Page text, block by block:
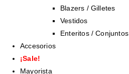
Blazers / Gilletes
Vestidos
Enteritos / Conjuntos
Accesorios
¡Sale!
Mayorista